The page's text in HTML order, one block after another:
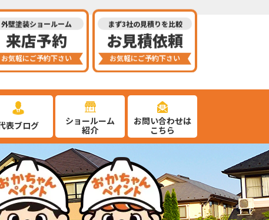
外壁塗装ショールーム
来店予約
お気軽にご予約下さい
まず3社の見積りを比較
お見積依頼
お気軽にご予約下さい
表ブログ
ショールーム
紹介
お問い合わせは
こちら